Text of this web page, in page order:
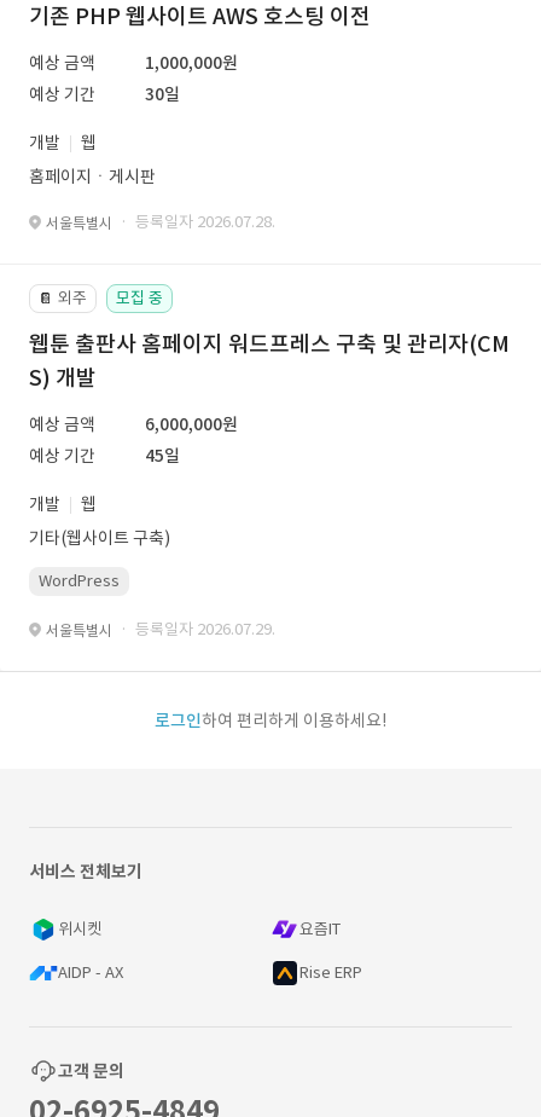
기존 PHP 웹사이트 AWS 호스팅 이전
예상 금액
1,000,000원
예상 기간
30일
개발
웹
홈페이지ㆍ게시판
서울특별시 · 등록일자 2026.07.28.
📔 외주 모집 중
웹툰 출판사 홈페이지 워드프레스 구축 및 관리자(CM
S) 개발
예상 금액
6,000,000원
예상 기간
45일
개발
웹
기타(웹사이트 구축)
WordPress
서울특별시 · 등록일자 2026.07.29.
로그인하여 편리하게 이용하세요!
서비스 전체보기
위시켓 요즘IT
AIDP - AX Rise ERP
고객 문의